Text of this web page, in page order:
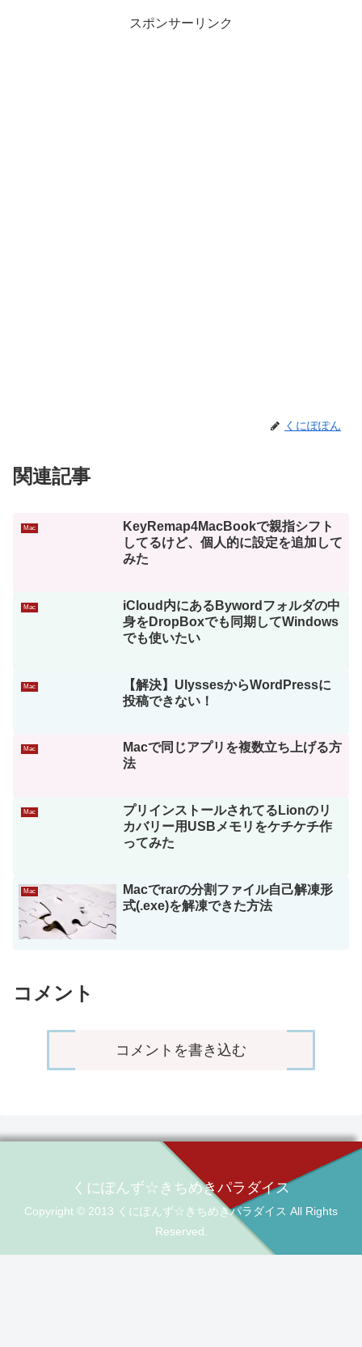
スポンサーリンク
くにぽぽん
関連記事
Mac
KeyRemap4MacBookで親指シフト
してるけど、個人的に設定を追加して
みた
Mac
iCloud内にあるBywordフォルダの中
身をDropBoxでも同期してWindows
でも使いたい
Mac
【解決】UlyssesからWordPressに
投稿できない！
Mac
Macで同じアプリを複数立ち上げる方
法
Mac
プリインストールされてるLionのリ
カバリー用USBメモリをケチケチ作
ってみた
Mac
Macでrarの分割ファイル自己解凍形
式(.exe)を解凍できた方法
コメント
コメントを書き込む
くにぽんず☆きちめきパラダイス
Copyright © 2013 くにぽんず☆きちめきパラダイス All Rights
Reserved.